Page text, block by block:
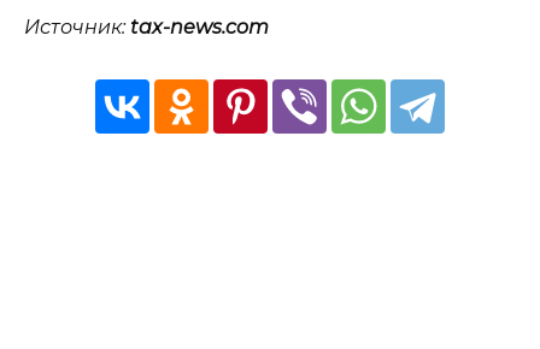
Источник: tax-news.com